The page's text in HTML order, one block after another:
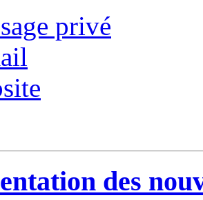
privé
des